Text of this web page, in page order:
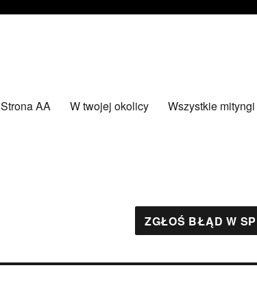
Strona AA W twojej okolicy Wszystkie mityngi
ZGŁOŚ BŁĄD W